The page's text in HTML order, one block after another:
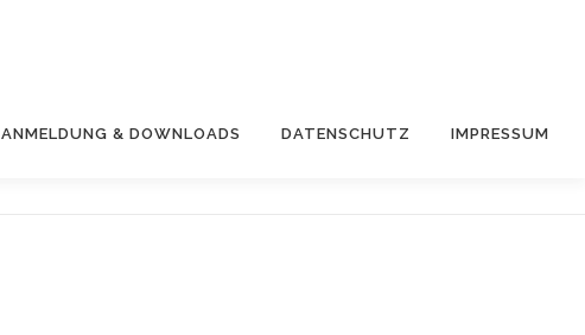
ANMELDUNG & DOWNLOADS DATENSCHUTZ IMPRESSUM